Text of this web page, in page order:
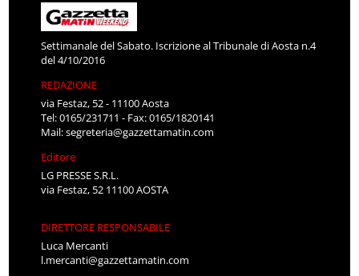
Settimanale del Sabato. Iscrizione al Tribunale di Aosta n.4
del 4/10/2016
REDAZIONE
via Festaz, 52 - 11100 Aosta
Tel: 0165/231711 - Fax: 0165/1820141
Mail:segreteria@gazzettamatin.com
Editore
LG PRESSE S.R.L.
via Festaz, 52 11100 AOSTA
DIRETTORE RESPONSABILE
Luca Mercanti
l.mercanti@gazzettamatin.com